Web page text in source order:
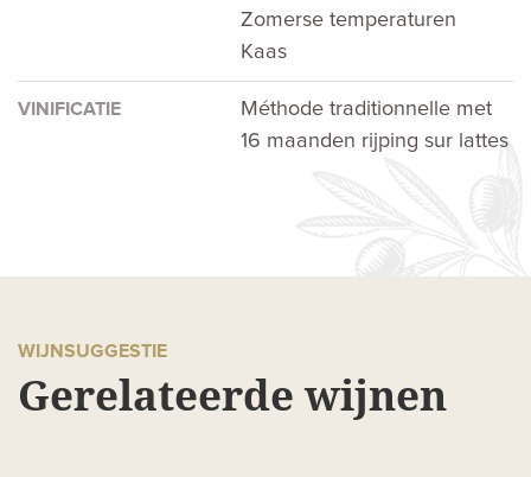
Zomerse temperaturen
Kaas
VINIFICATIE
Méthode traditionnelle met
16 maanden rijping sur lattes
WIJNSUGGESTIE
Gerelateerde wijnen